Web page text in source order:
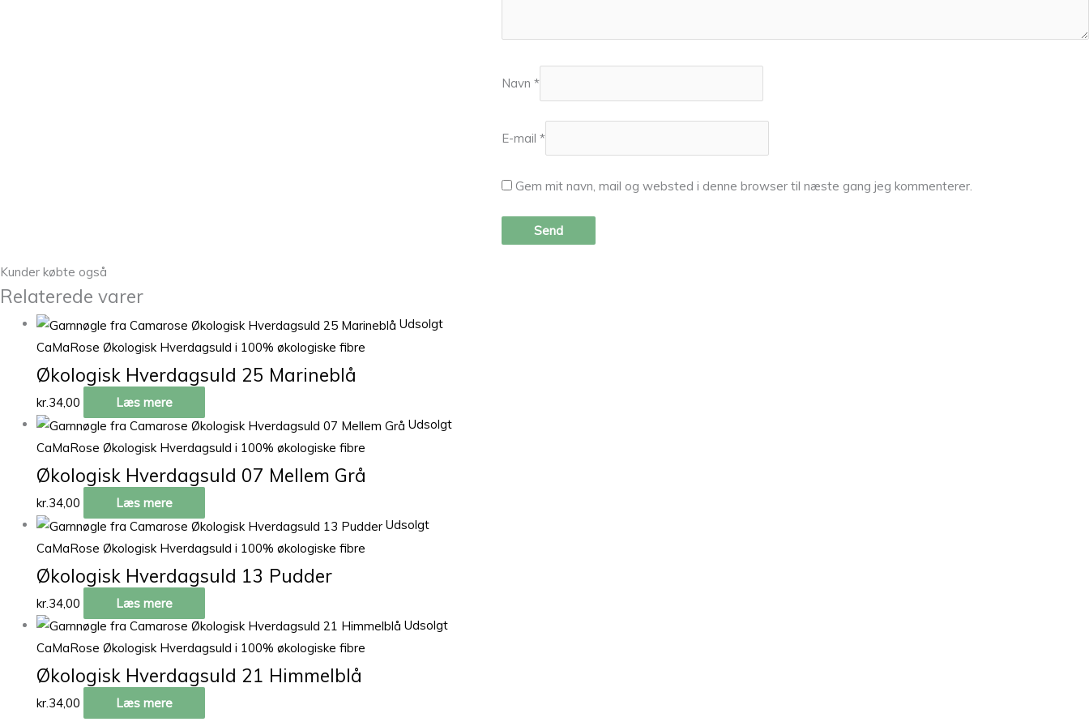
Navn *
E-mail *
Gem mit navn, mail og websted i denne browser til næste gang jeg kommenterer.
Kunder købte også
Relaterede varer
Udsolgt
CaMaRose Økologisk Hverdagsuld i 100% økologiske fibre
Økologisk Hverdagsuld 25 Marineblå
kr.34,00
Læs mere
Udsolgt
CaMaRose Økologisk Hverdagsuld i 100% økologiske fibre
Økologisk Hverdagsuld 07 Mellem Grå
kr.34,00
Læs mere
Udsolgt
CaMaRose Økologisk Hverdagsuld i 100% økologiske fibre
Økologisk Hverdagsuld 13 Pudder
kr. 34,00
Læs mere
Udsolgt
CaMaRose Økologisk Hverdagsuld i 100% økologiske fibre
Økologisk Hverdagsuld 21 Himmelblå
kr.34,00 Læs mere